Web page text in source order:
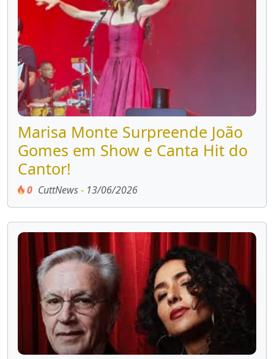
Marisa Monte Surpreende João
Gomes em Show e Canta Hit do
Cantor!
0 CuttNews- 13/06/2026